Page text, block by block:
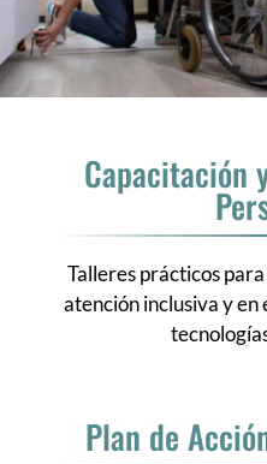
Capacitación
Talleres prácticos
atención inclusiva y en
Plan de